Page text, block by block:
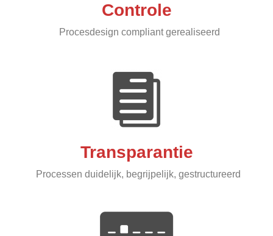
Controle
Procesdesign compliant gerealiseerd
Transparantie
Processen duidelijk, begrijpelijk, gestructureerd